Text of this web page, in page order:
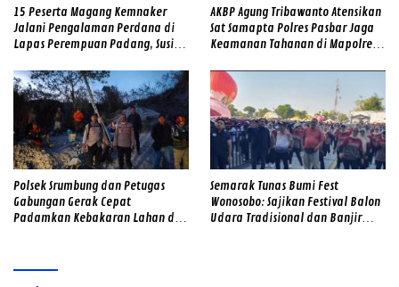
15 Peserta Magang Kemnaker
Jalani Pengalaman Perdana di
Lapas Perempuan Padang, Susi
dan Profesionalisme
AKBP Agung Tribawanto Atensikan
Sat Samapta Polres Pasbar Jaga
Keamanan Tahanan di Mapolres
Polsek Srumbung dan Petugas
Gabungan Gerak Cepat
Padamkan Kebakaran Lahan di
Semarak Tunas Bumi Fest
Wonosobo: Sajikan Festival Balon
Udara Tradisional dan Banjir